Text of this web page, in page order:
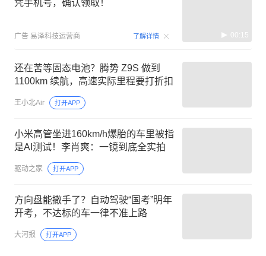
凭手机号，确认领取！
广告 易泽科技运营商 了解详情 00:15
还在苦等固态电池？腾势 Z9S 做到
1100km 续航，高速实际里程要打折扣
王小北Air 打开APP
小米高管坐进160km/h爆胎的车里被指
是AI测试！李肖爽：一镜到底全实拍
驱动之家 打开APP
方向盘能撒手了？自动驾驶“国考”明年
开考，不达标的车一律不准上路
大河报 打开APP